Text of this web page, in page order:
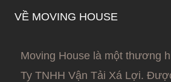
VỀ MOVING HOUSE
Moving House là một thương
Ty TNHH Vận Tải Xá Lợi.